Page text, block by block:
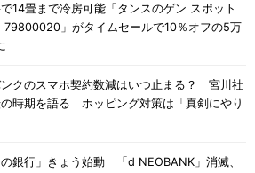
14畳まで冷房可能「タンスのゲン スポット
79800020」がタイムセールで10％オフの5万
ンクのスマホ契約数減はいつ止まる？ 宮川社
時期を語る ホッピング対策は「真剣にやり
の銀行」きょう始動 「d NEOBANK」消滅、